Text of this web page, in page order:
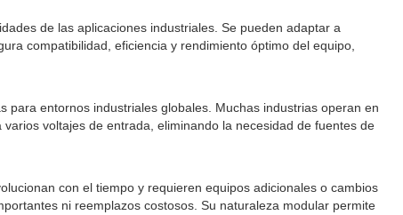
de las aplicaciones industriales. Se pueden adaptar a
compatibilidad, eficiencia y rendimiento óptimo del equipo,
entornos industriales globales. Muchas industrias operan en
voltajes de entrada, eliminando la necesidad de fuentes de
con el tiempo y requieren equipos adicionales o cambios
ni reemplazos costosos. Su naturaleza modular permite